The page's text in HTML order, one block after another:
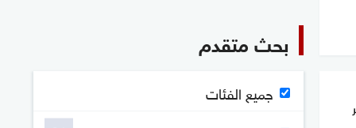
بحث متقدم
جميع الفئات